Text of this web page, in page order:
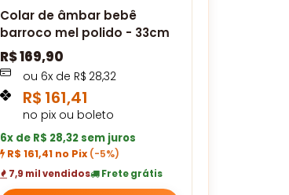
Colar de âmbar bebê
barroco mel polido - 33cm
R$169,90
ou 6x de R$ 28,32
R$ 161,41
no pix ou boleto
6x de R$ 28,32 sem juros
R$ 161,41 no Pix (-5%)
7,9 mil vendidos Frete grátis